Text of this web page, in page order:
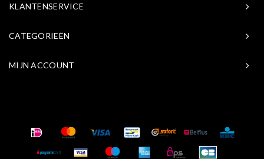
KLANTENSERVICE
CATEGORIEËN
MIJN ACCOUNT